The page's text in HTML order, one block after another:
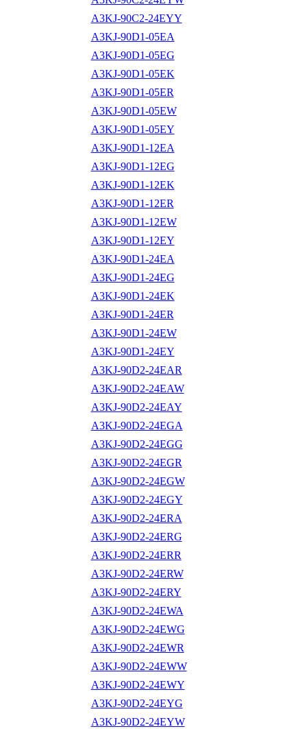
A3KJ-90C2-24EYY
A3KJ-90D1-05EA
A3KJ-90D1-05EG
A3KJ-90D1-05EK
A3KJ-90D1-05ER
A3KJ-90D1-05EW
A3KJ-90D1-05EY
A3KJ-90D1-12EA
A3KJ-90D1-12EG
A3KJ-90D1-12EK
A3KJ-90D1-12ER
A3KJ-90D1-12EW
A3KJ-90D1-12EY
A3KJ-90D1-24EA
A3KJ-90D1-24EG
A3KJ-90D1-24EK
A3KJ-90D1-24ER
A3KJ-90D1-24EW
A3KJ-90D1-24EY
A3KJ-90D2-24EAR
A3KJ-90D2-24EAW
A3KJ-90D2-24EAY
A3KJ-90D2-24EGA
A3KJ-90D2-24EGG
A3KJ-90D2-24EGR
A3KJ-90D2-24EGW
A3KJ-90D2-24EGY
A3KJ-90D2-24ERA
A3KJ-90D2-24ERG
A3KJ-90D2-24ERR
A3KJ-90D2-24ERW
A3KJ-90D2-24ERY
A3KJ-90D2-24EWA
A3KJ-90D2-24EWG
A3KJ-90D2-24EWR
A3KJ-90D2-24EWW
A3KJ-90D2-24EWY
A3KJ-90D2-24EYG
A3KJ-90D2-24EYW